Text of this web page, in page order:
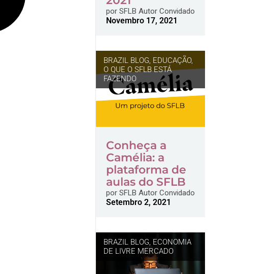
porSFLB Autor Convidado
Novembro 17, 2021
BRAZIL BLOG, EDUCAÇÃO,
O QUE O SFLB ESTÁ
FAZENDO
Conheça a
Camélia: a
plataforma de
aulas do SFLB
porSFLB Autor Convidado
Setembro 2, 2021
BRAZIL BLOG, ECONOMIA
DE LIVRE MERCADO